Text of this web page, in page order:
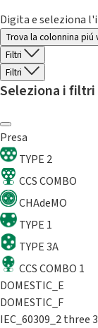
Digita e seleziona
Trova la colonnina piú
Filtri
Filtri
Seleziona i filtri
Presa
TYPE 2
CCS COMBO
CHAdeMO
TYPE 1
TYPE 3A
CCS COMBO 1
DOMESTIC_E
DOMESTIC_F
IEC_60309_2 three